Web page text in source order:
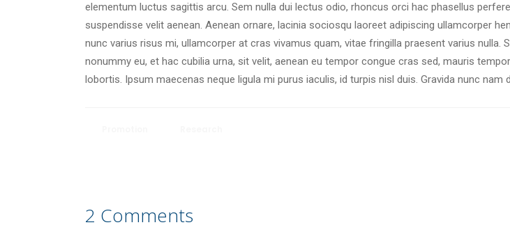
elementum luctus sagittis arcu. Sem nulla dui lectus odio, rhoncus orci hac phasellus
suspendisse velit aenean. Aenean ornare, lacinia sociosqu laoreet adipiscing ullamcorper
nunc varius risus mi, ullamcorper at cras vivamus quam, vitae fringilla praesent varius nulla.
nonummy eu, et hac cubilia urna, sit velit, aenean eu tempor congue cras sed, mauris
lobortis. Ipsum maecenas neque ligula mi purus iaculis, id turpis nisl duis. Gravida nunc nam
2 Comments